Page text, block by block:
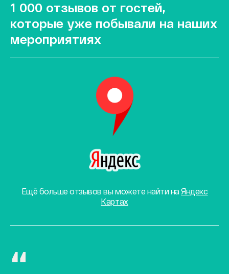
1 000 отзывов от гостей,
которые уже побывали на наших
мероприятиях
Ещё больше отзывов вы можете найти наЯндекс
Картах